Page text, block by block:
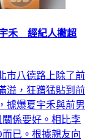
溢，狂蹭猛貼到前
據爆夏宇禾與前男
係要好。相比李
已。根據親友向
乎覺得對夏宇禾